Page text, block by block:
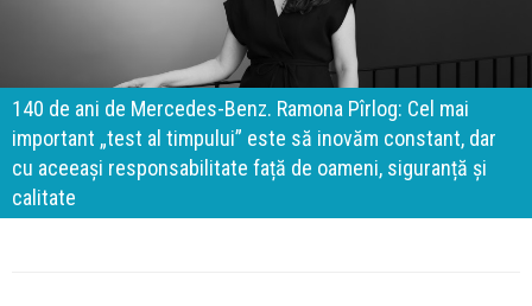
140 de ani de Mercedes-Benz. Ramona Pîrlog: Cel mai
important „test al timpului” este să inovăm constant, dar
cu aceeași responsabilitate față de oameni, siguranță și
calitate